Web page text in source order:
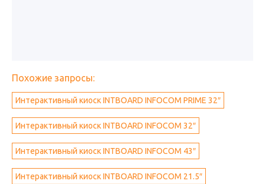
Похожие запросы:
Интерактивный киоск INTBOARD INFOCOM PRIME 32″
Интерактивный киоск INTBOARD INFOCOM 32″
Интерактивный киоск INTBOARD INFOCOM 43″
Интерактивный киоск INTBOARD INFOCOM 21.5″